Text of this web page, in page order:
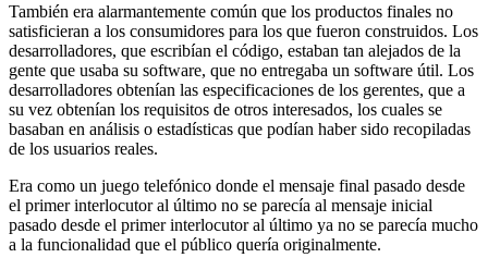
También era alarmantemente común que los productos finales no
satisficieran a los consumidores para los que fueron construidos. Los
desarrolladores, que escribían el código, estaban tan alejados de la
gente que usaba su software, que no entregaba un software útil. Los
desarrolladores obtenían las especificaciones de los gerentes, que a
su vez obtenían los requisitos de otros interesados, los cuales se
basaban en análisis o estadísticas que podían haber sido recopiladas
de los usuarios reales.
Era como un juego telefónico donde el mensaje final pasado desde
el primer interlocutor al último no se parecía al mensaje inicial
pasado desde el primer interlocutor al último ya no se parecía mucho
a la funcionalidad que el público quería originalmente.